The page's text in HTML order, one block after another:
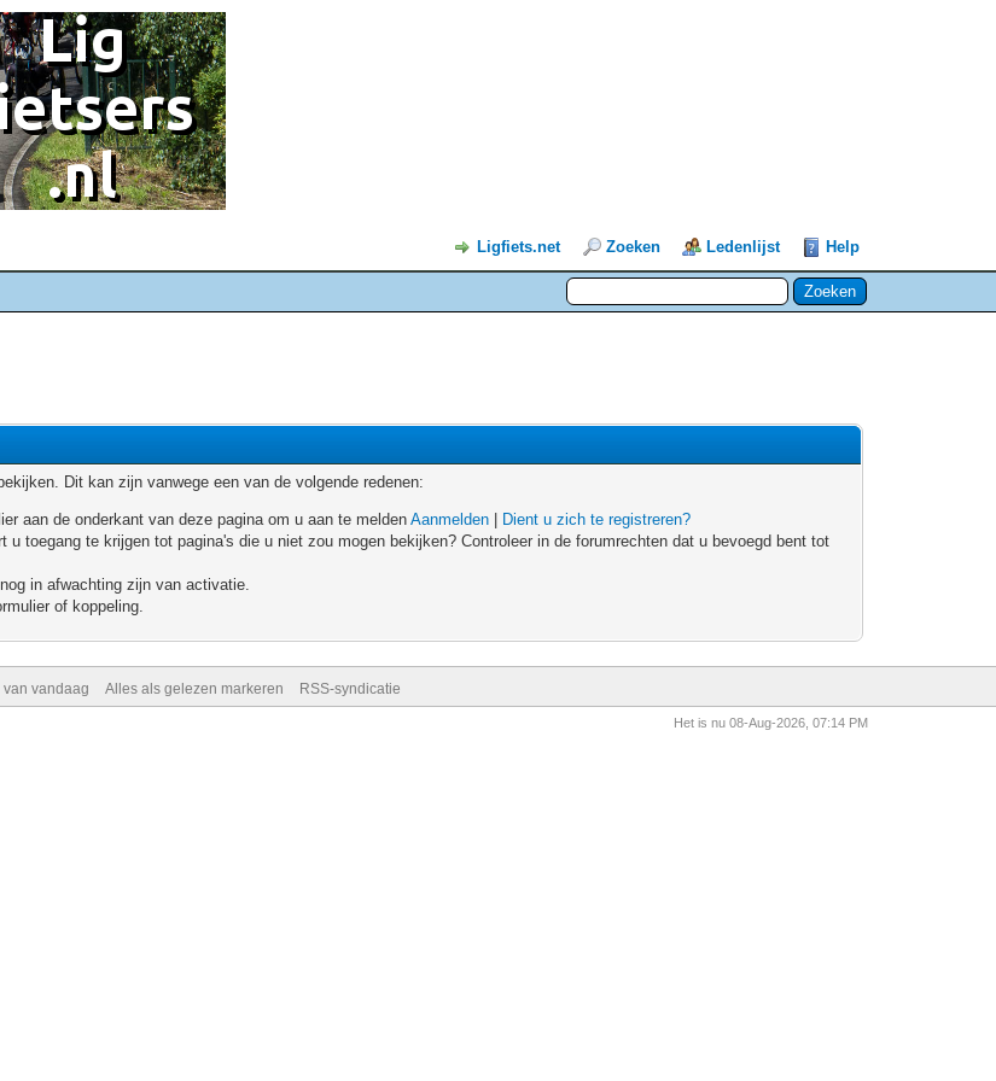
Ligfiets.net Zoeken Ledenlijst Help
Dit kan zijn vanwege een van de volgende redenen:
aan de onderkant van deze pagina om u aan te meldenAanmelden
Dient u zich te registreren?
toegang te krijgen tot pagina's die u niet zou mogen bekijken? Controleer in de forumrechten dat u bevoegd bent tot
in afwachting zijn van activatie.
of koppeling.
van vandaag Alles als gelezen markeren RSS-syndicatie
Het is nu 08-Aug-2026, 07:14 PM